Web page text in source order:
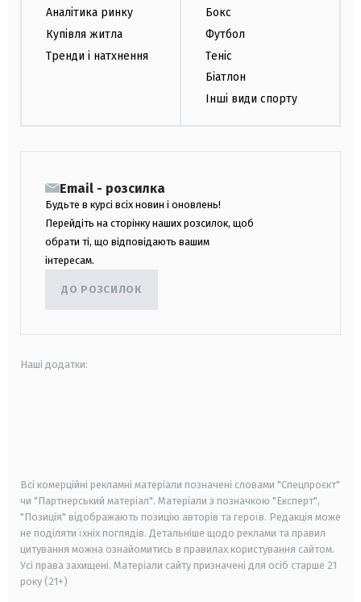
Аналітика ринку
Купівля житла
Тренди і натхнення
Бокс
Футбол
Теніс
Біатлон
Інші види спорту
Email - розсилка
Будьте в курсі всіх новин і оновлень!
Перейдіть на сторінку наших розсилок, щоб
обрати ті, що відповідають вашим
інтересам.
ДО РОЗСИЛОК
Наші додатки:
Всі комерційні рекламні матеріали позначені словами "Спецпроєкт"
чи "Партнерський матеріал". Матеріали з позначкою "Експерт",
"Позиція" відображають позицію авторів та героїв. Редакція може
не поділяти їхніх поглядів. Детальніше щодо реклами та правил
цитування можна ознайомитись в правилах користування сайтом.
Усі права захищені. Матеріали сайту призначені для осіб старше 21
року (21+)